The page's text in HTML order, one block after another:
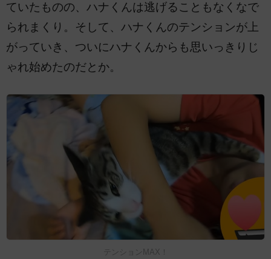
ていたものの、ハナくんは逃げることもなくなで
られまくり。そして、ハナくんのテンションが上
がっていき、ついにハナくんからも思いっきりじ
ゃれ始めたのだとか。
テンションMAX！